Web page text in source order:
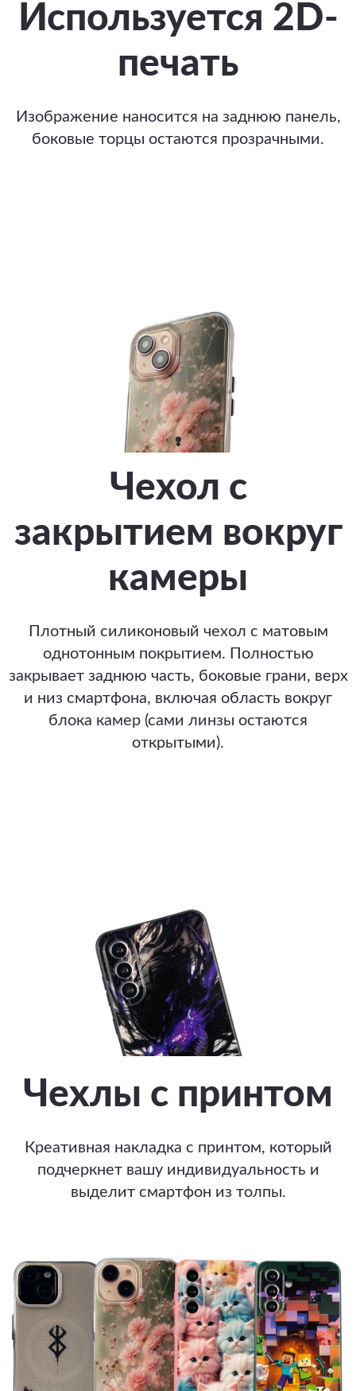
Используется 2D-
печать
Изображение наносится на заднюю панель,
боковые торцы остаются прозрачными.
Чехол с
закрытием вокруг
камеры
Плотный силиконовый чехол с матовым
однотонным покрытием. Полностью
закрывает заднюю часть, боковые грани, верх
и низ смартфона, включая область вокруг
блока камер (сами линзы остаются
открытыми).
Чехлы с принтом
Креативная накладка с принтом, который
подчеркнет вашу индивидуальность и
выделит смартфон из толпы.